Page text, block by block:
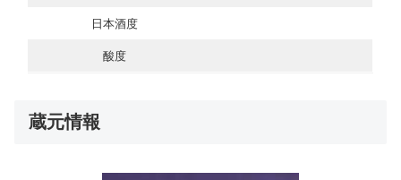
日本酒度
酸度
蔵元情報